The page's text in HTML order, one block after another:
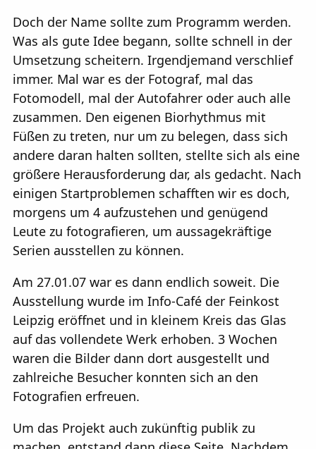
Doch der Name sollte zum Programm werden.
Was als gute Idee begann, sollte schnell in der
Umsetzung scheitern. Irgendjemand verschlief
immer. Mal war es der Fotograf, mal das
Fotomodell, mal der Autofahrer oder auch alle
zusammen. Den eigenen Biorhythmus mit
Füßen zu treten, nur um zu belegen, dass sich
andere daran halten sollten, stellte sich als eine
größere Herausforderung dar, als gedacht. Nach
einigen Startproblemen schafften wir es doch,
morgens um 4 aufzustehen und genügend
Leute zu fotografieren, um aussagekräftige
Serien ausstellen zu können.
Am 27.01.07 war es dann endlich soweit. Die
Ausstellung wurde im Info-Café der Feinkost
Leipzig eröffnet und in kleinem Kreis das Glas
auf das vollendete Werk erhoben. 3 Wochen
waren die Bilder dann dort ausgestellt und
zahlreiche Besucher konnten sich an den
Fotografien erfreuen.
Um das Projekt auch zukünftig publik zu